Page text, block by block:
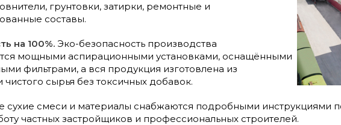
грунтовки, затирки, ремонтные и
составы.
на 100%. Эко-безопасность производства
мощными аспирационными установками, оснащёнными
фильтрами, а вся продукция изготовлена из
чистого сырья без токсичных добавок.
сухие смеси и материалы снабжаются подробными инструкциями
частных застройщиков и профессиональных строителей.